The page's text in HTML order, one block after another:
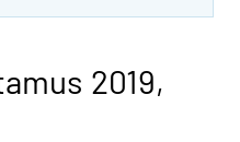
2019,